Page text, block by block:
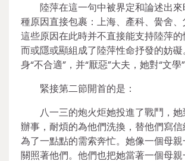
陸萍在這一句中被界定和論述出
種原因直接包裹：上海、產科、黌舍、
這些原因在此時并不直接能支持陸萍
而或隱或顯組成了陸萍性命抒發的妨
身“不合適”，并“厭惡”大夫，她對“文學
緊接第二節開首的是：
八一三的炮火炬她投進了戰鬥，
辦事，耐煩的為他們洗換，替他們寫
為了一點點的需索奔忙。她像一個母
關照著他們。他們也把她當著一個母